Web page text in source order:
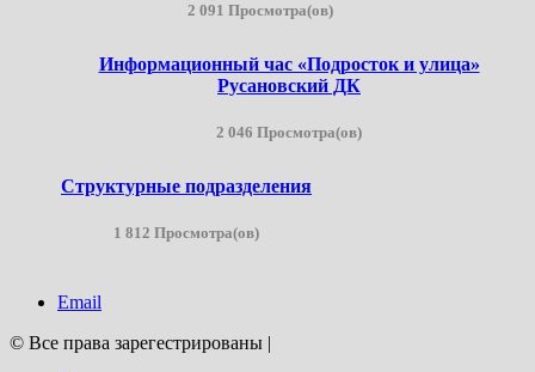
2 091 Просмотра(ов)
Информационный час «Подросток и улица»
Русановский ДК
2 046 Просмотра(ов)
Структурные подразделения
1 812 Просмотра(ов)
Email
© Все права зарегестрированы |